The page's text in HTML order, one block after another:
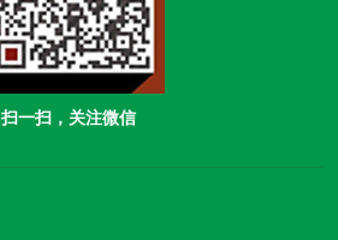
扫一扫，关注微信